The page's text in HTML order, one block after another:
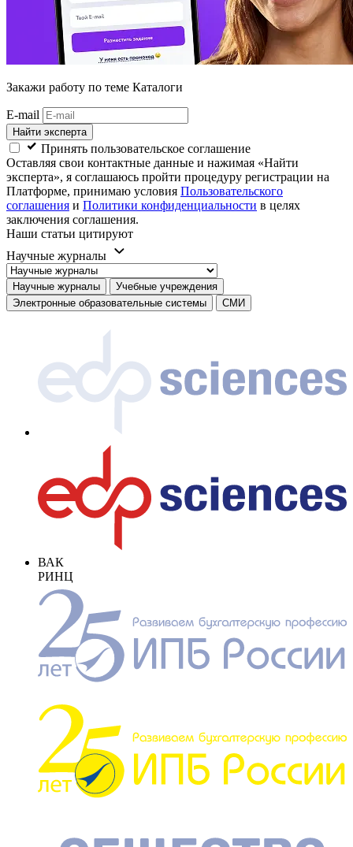
Закажи работу по теме Каталоги
E-mail
Найти эксперта
Принять пользовательское соглашение
Оставляя свои контактные данные и нажимая «Найти
эксперта», я соглашаюсь пройти процедуру регистрации на
Платформе, принимаю условия Пользовательского
соглашения и Политики конфиденциальности в целях
заключения соглашения.
Наши статьи цитируют
Научные журналы
Научные журналы
Учебные учреждения
Электронные образовательные системы
СМИ
ВАК
РИНЦ